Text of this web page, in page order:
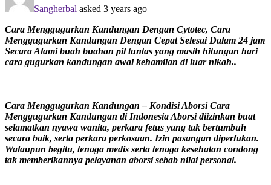
Sangherbal asked 3 years ago
Cara Menggugurkan Kandungan Dengan Cytotec, Cara
Menggugurkan Kandungan Dengan Cepat Selesai Dalam 24 jam
Secara Alami buah buahan pil tuntas yang masih hitungan hari
cara gugurkan kandungan awal kehamilan di luar nikah..
Cara Menggugurkan Kandungan – Kondisi Aborsi Cara
Menggugurkan Kandungan di Indonesia Aborsi diizinkan buat
selamatkan nyawa wanita, perkara fetus yang tak bertumbuh
secara baik, serta perkara perkosaan. Izin pasangan diperlukan.
Walaupun begitu, tenaga medis serta tenaga kesehatan condong
tak memberikannya pelayanan aborsi sebab nilai personal.